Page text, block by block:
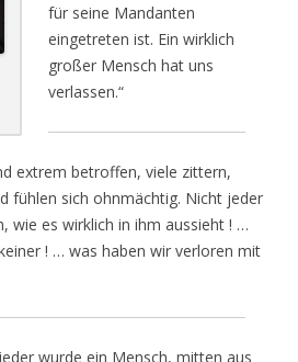
für seine Mandanten
eingetreten ist. Ein wirklich
großer Mensch hat uns
verlassen.“
extrem betroffen, viele zittern,
fühlen sich ohnmächtig. Nicht jeder
wie es wirklich in ihm aussieht ! …
! … was haben wir verloren mit
wurde ein Mensch, mitten aus